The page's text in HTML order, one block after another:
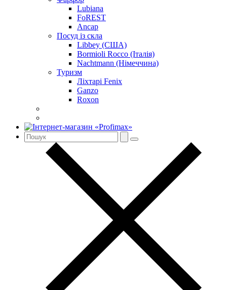
Lubiana
FoREST
Ancap
Посуд із скла
Libbey (США)
Bormioli Rocco (Італія)
Nachtmann (Німеччина)
Туризм
Ліхтарі Fenix
Ganzo
Roxon